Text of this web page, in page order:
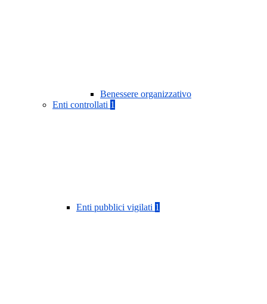
Benessere organizzativo
Enti controllati 1
Enti pubblici vigilati 1